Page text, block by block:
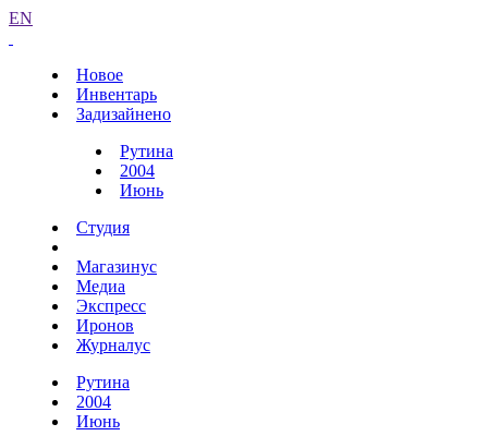
EN
Новое
Инвентарь
Задизайнено
Рутина
2004
Июнь
Студия
Магазинус
Медиа
Экспресс
Иронов
Журналус
Рутина
2004
Июнь